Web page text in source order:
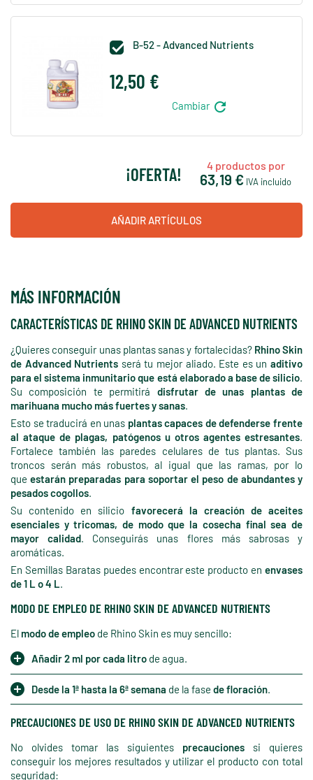
 B-52 - Advanced Nutrients
12,50 €
Cambiar refresh
¡OFERTA! 4productos por
63,19 € IVA incluido
AÑADIR ARTÍCULOS
MÁS INFORMACIÓN
CARACTERÍSTICAS DE RHINO SKIN DE ADVANCED NUTRIENTS
¿Quieres conseguir unas plantas sanas y fortalecidas? Rhino Skin
de Advanced Nutrients será tu mejor aliado. Este es unaditivo
para el sistema inmunitario que está elaborado a base de silicio.
Su composición te permitirá disfrutar de unas plantas de
marihuana mucho más fuertes y sanas.
Esto se traducirá en unas plantas capaces de defenderse frente
al ataque de plagas, patógenos u otros agentes estresantes.
Fortalece también las paredes celulares de tus plantas. Sus
troncos serán más robustos, al igual que las ramas, por lo
queestarán preparadas para soportar el peso de abundantes y
pesados cogollos.
Su contenido en silicio favorecerá la creación de aceites
esenciales y tricomas, de modo que la cosecha final sea de
mayor calidad. Conseguirás unas flores más sabrosas y
aromáticas.
En Semillas Baratas puedes encontrar este producto en envases
de 1 L o 4 L.
MODO DE EMPLEO DE RHINO SKIN DE ADVANCED NUTRIENTS
El modo de empleo de Rhino Skin es muy sencillo:
Añadir 2 ml por cada litro de agua.
Desde la 1ª hasta la 6ª semana de la fase de floración.
PRECAUCIONES DE USO DE RHINO SKIN DE ADVANCED NUTRIENTS
No olvides tomar las siguientes precauciones si quieres
conseguir los mejores resultados y utilizar el producto con total
seguridad: